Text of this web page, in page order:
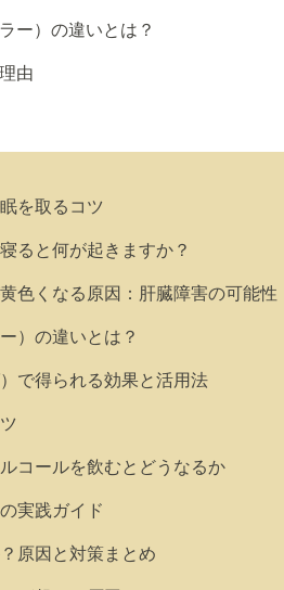
ー）の違いとは？
由
を取るコツ
ると何が起きますか？
色くなる原因：肝臓障害の可能性
）の違いとは？
で得られる効果と活用法
コールを飲むとどうなるか
実践ガイド
原因と対策まとめ